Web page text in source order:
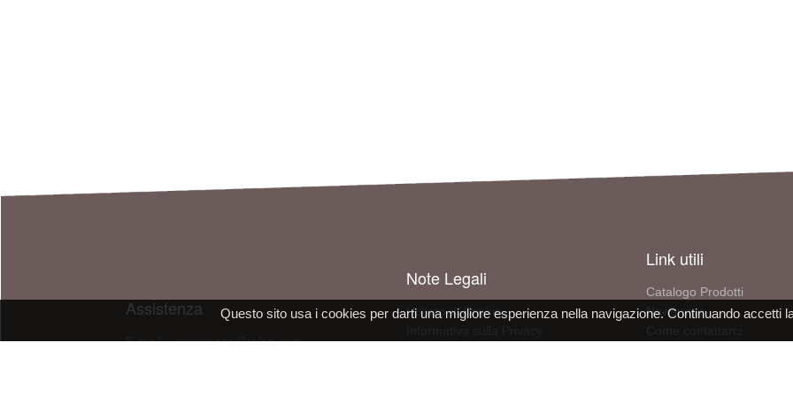
Questo sito usa i cookies per darti una migliore esperienza nella navigazione. Continuando accetti
Assistenza
E-mail: assistenza@raleri.com
Note Legali
Utilizzo di Cookie
Link utili
Catalogo Prodotti
Newspage